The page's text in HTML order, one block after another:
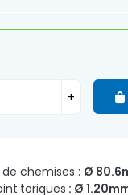
chemises : Ø
toriques : Ø
+